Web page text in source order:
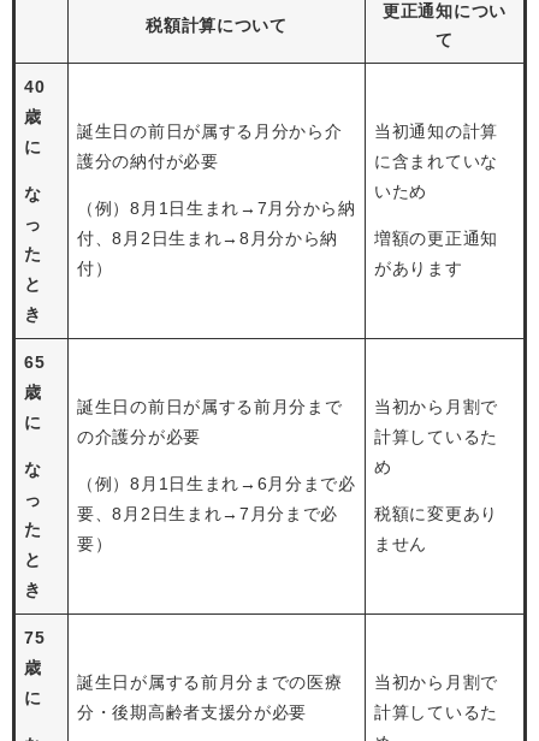
税額計算について
更正通知につい
て
40
歳
に
な
っ
た
と
き
誕生日の前日が属する月分から介
護分の納付が必要
（例）8月1日生まれ→7月分から納
付、8月2日生まれ→8月分から納
付）
当初通知の計算
に含まれていな
いため
増額の更正通知
があります
65
歳
に
な
っ
た
と
き
誕生日の前日が属する前月分まで
の介護分が必要
（例）8月1日生まれ→6月分まで必
要、8月2日生まれ→7月分まで必
要）
当初から月割で
計算しているた
め
税額に変更あり
ません
75
歳
に
誕生日が属する前月分までの医療
分・後期高齢者支援分が必要
当初から月割で
計算しているた